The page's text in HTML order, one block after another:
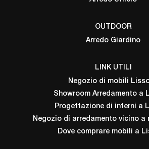
OUTDOOR
Arredo Giardino
LINK UTILI
Negozio di mobili
Showroom Arredamento a
Progettazione di interni a
Negozio di arredamento vicino a
Dove comprare mobili a